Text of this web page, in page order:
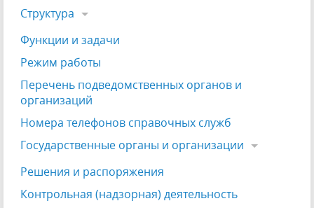
Структура
Функции и задачи
Режим работы
Перечень подведомственных органов и
организаций
Номера телефонов справочных служб
Государственные органы и организации
Решения и распоряжения
Контрольная (надзорная) деятельность